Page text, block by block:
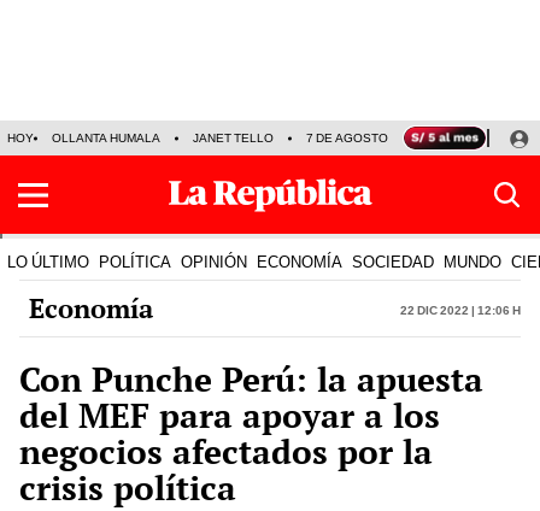
HOY OLLANTA HUMALA JANET TELLO 7 DE AGOSTO TINKA RESULTADOS
LO ÚLTIMO POLÍTICA OPINIÓN ECONOMÍA SOCIEDAD MUNDO
Economía 22 Dic 2022 | 12:06 h
Con Punche Perú: la apuesta
del MEF para apoyar a los
negocios afectados por la
crisis política